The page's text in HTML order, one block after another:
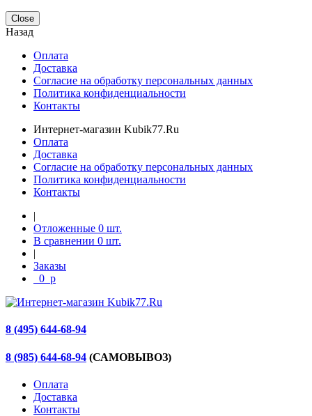
Close
Назад
Оплата
Доставка
Согласие на обработку персональных данных
Политика конфиденциальности
Контакты
Интернет-магазин Kubik77.Ru
Оплата
Доставка
Согласие на обработку персональных данных
Политика конфиденциальности
Контакты
|
Отложенные 0 шт.
В сравнении 0 шт.
|
Заказы
0 p
8 (495) 644-68-94
8 (985) 644-68-94 (САМОВЫВОЗ)
Оплата
Доставка
Контакты